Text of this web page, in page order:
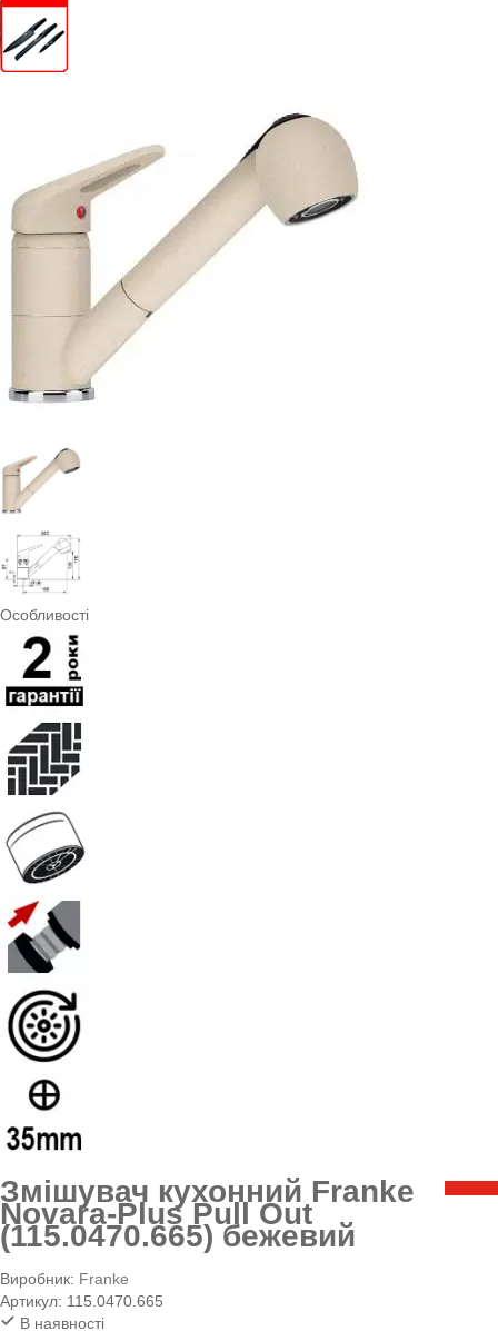
Особливості
Змішувач кухонний Franke
Novara-Plus Pull Out
(115.0470.665) бежевий
Виробник: Franke
Артикул: 115.0470.665
В наявності